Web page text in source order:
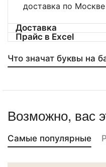
доставка по Москве
Доставка
Прайс в Excel
Что значат буквы на
Возможно, вас
Самые популярные